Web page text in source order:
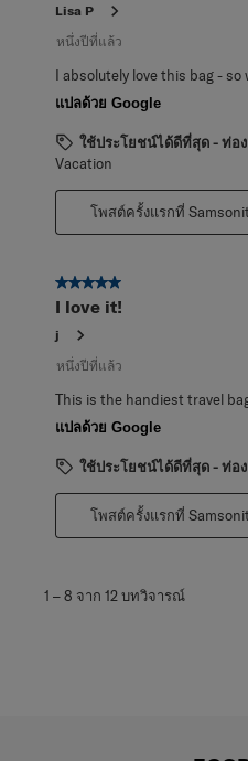
Lisa P
หนึ่งปีที่แล้ว
I absolutely love this bag - so
แปลด้วย Google
ใช้ประโยชน์ได้ดีที่สุด - ท่อง
Vacation
โพสต์ครั้งแรกที่
5 จาก 5 ดาว
I love it!
j
หนึ่งปีที่แล้ว
This is the handiest travel
แปลด้วย Google
ใช้ประโยชน์ได้ดีที่สุด - ท่อง
โพสต์ครั้งแรกที่
1 –8 จาก 12บทวิจารณ์